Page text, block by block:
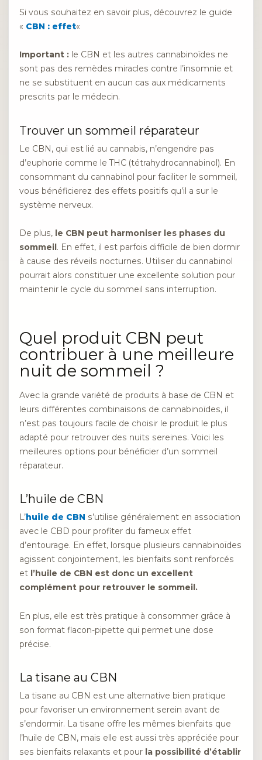
Si vous souhaitez en savoir plus, découvrez le guide
« CBN : effet«
Important : le CBN et les autres cannabinoïdes ne
sont pas des remèdes miracles contre l’insomnie et
ne se substituent en aucun cas aux médicaments
prescrits par le médecin.
Trouver un sommeil réparateur
Le CBN, qui est lié au cannabis, n’engendre pas
d’euphorie comme le THC (tétrahydrocannabinol). En
consommant du cannabinol pour faciliter le sommeil,
vous bénéficierez des effets positifs qu’il a sur le
système nerveux.
De plus, le CBN peut harmoniser les phases du
sommeil. En effet, il est parfois difficile de bien dormir
à cause des réveils nocturnes. Utiliser du cannabinol
pourrait alors constituer une excellente solution pour
maintenir le cycle du sommeil sans interruption.
Quel produit CBN peut
contribuer à une meilleure
nuit de sommeil ?
Avec la grande variété de produits à base de CBN et
leurs différentes combinaisons de cannabinoïdes, il
n’est pas toujours facile de choisir le produit le plus
adapté pour retrouver des nuits sereines. Voici les
meilleures options pour bénéficier d’un sommeil
réparateur.
L’huile de CBN
L’huile de CBN s’utilise généralement en association
avec le CBD pour profiter du fameux effet
d’entourage. En effet, lorsque plusieurs cannabinoïdes
agissent conjointement, les bienfaits sont renforcés
et l’huile de CBN est donc un excellent
complément pour retrouver le sommeil.
En plus, elle est très pratique à consommer grâce à
son format flacon-pipette qui permet une dose
précise.
La tisane au CBN
La tisane au CBN est une alternative bien pratique
pour favoriser un environnement serein avant de
s’endormir. La tisane offre les mêmes bienfaits que
l’huile de CBN, mais elle est aussi très appréciée pour
ses bienfaits relaxants et pour la possibilité d’établir